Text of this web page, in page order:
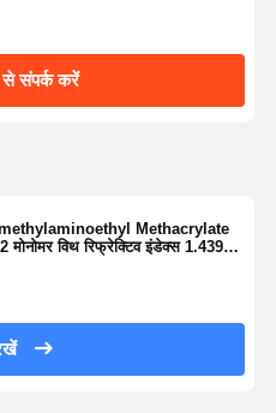
संपर्क करें
Methacrylate
विथ रिफ्रेक्टिव इंडेक्स 1.439